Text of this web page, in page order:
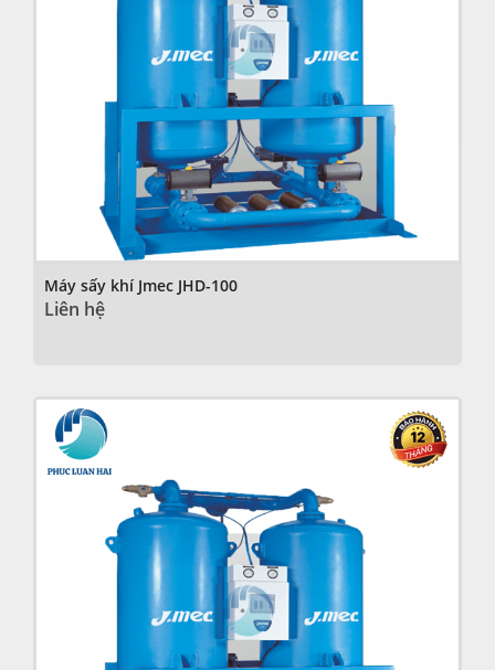
Máy sấy khí Jmec JHD-100
Liên hệ